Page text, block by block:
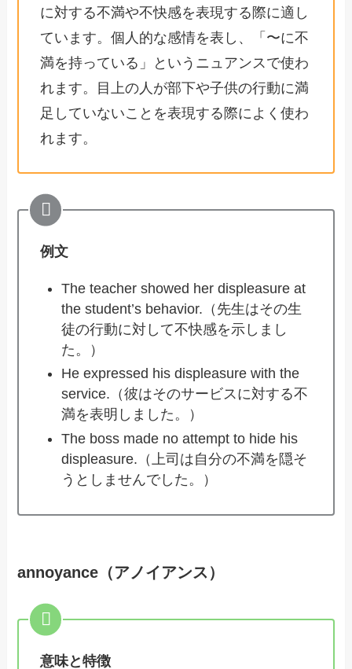
に対する不満や不快感を表現する際に適し
ています。個人的な感情を表し、「〜に不
満を持っている」というニュアンスで使わ
れます。目上の人が部下や子供の行動に満
足していないことを表現する際によく使わ
れます。
例文
The teacher showed her displeasure at
the student’s behavior.（先生はその生
徒の行動に対して不快感を示しまし
た。）
He expressed his displeasure with the
service.（彼はそのサービスに対する不
満を表明しました。）
The boss made no attempt to hide his
displeasure.（上司は自分の不満を隠そ
うとしませんでした。）
annoyance（アノイアンス）
意味と特徴